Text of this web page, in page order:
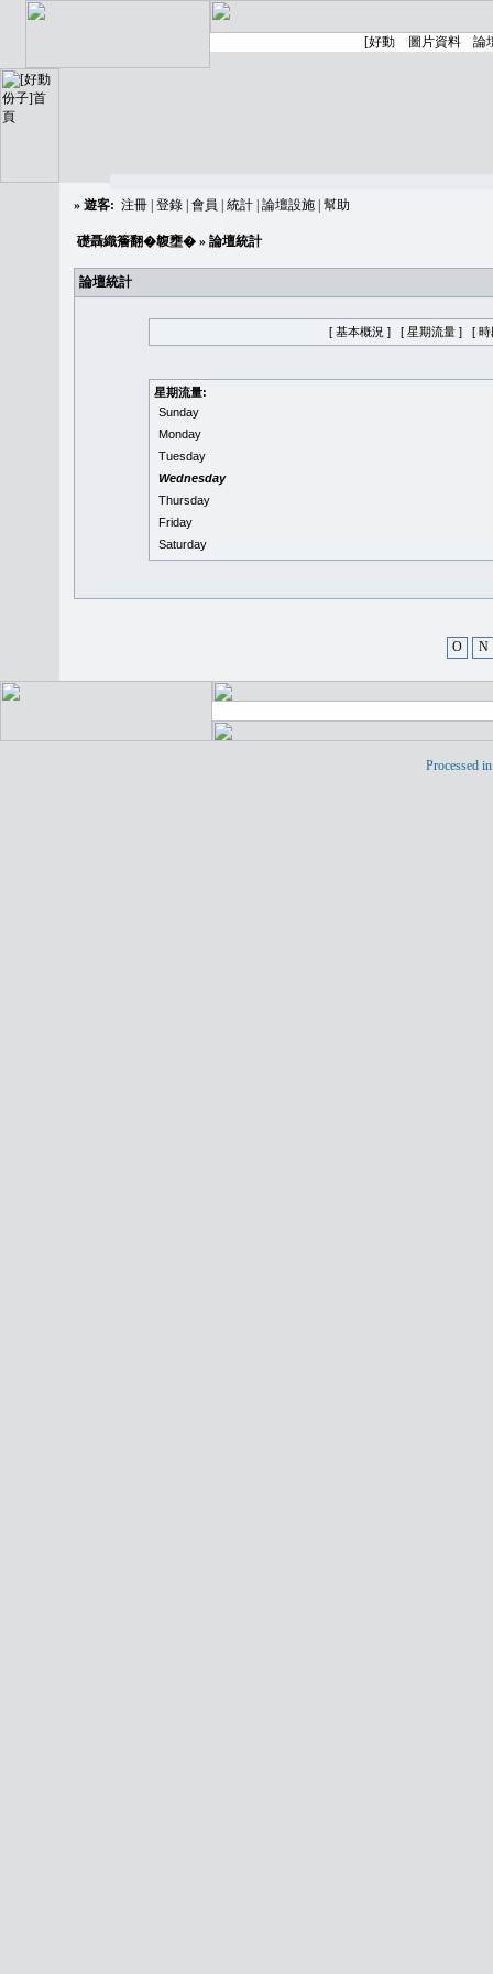
» 遊客: 注冊 登錄 會員 統計 論壇設施 幫助
礎聶織簷翻�䪖壅� » 論壇統計
論壇統計
[ 基本概況 ] [ 星期流量 ] [ 時
星期流量:
Sunday
Monday
Tuesday
Wednesday
Thursday
Friday
Saturday
O N
Processed